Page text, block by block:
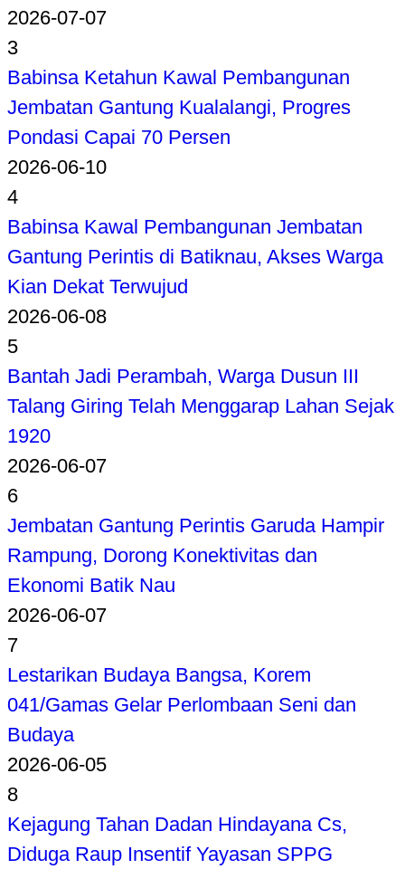
2026-07-07
3
Babinsa Ketahun Kawal Pembangunan
Jembatan Gantung Kualalangi, Progres
Pondasi Capai 70 Persen
2026-06-10
4
Babinsa Kawal Pembangunan Jembatan
Gantung Perintis di Batiknau, Akses Warga
Kian Dekat Terwujud
2026-06-08
5
Bantah Jadi Perambah, Warga Dusun III
Talang Giring Telah Menggarap Lahan Sejak
1920
2026-06-07
6
Jembatan Gantung Perintis Garuda Hampir
Rampung, Dorong Konektivitas dan
Ekonomi Batik Nau
2026-06-07
7
Lestarikan Budaya Bangsa, Korem
041/Gamas Gelar Perlombaan Seni dan
Budaya
2026-06-05
8
Kejagung Tahan Dadan Hindayana Cs,
Diduga Raup Insentif Yayasan SPPG